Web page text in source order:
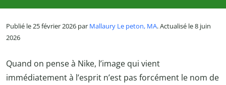
Publié le 25 février 2026 par Mallaury Le peton, MA. Actualisé le 8 juin
2026
Quand on pense à Nike, l’image qui vient
immédiatement à l’esprit n’est pas forcément le nom de